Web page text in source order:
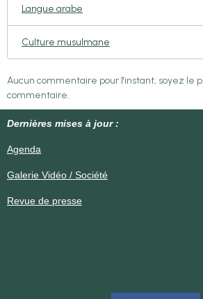
Langue arabe
Culture musulmane
Aucun commentaire pour l'instant, soyez le
commentaire.
Dernières mises à jour :
Agenda
Galerie Vidéo / Société
Revue de presse